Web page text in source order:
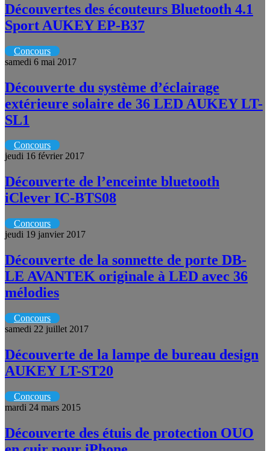
Découvertes des écouteurs Bluetooth 4.1
Sport AUKEY EP-B37
Concours
samedi 6 mai 2017
Découverte du système d’éclairage
extérieure solaire de 36 LED AUKEY LT-
SL1
Concours
jeudi 16 février 2017
Découverte de l’enceinte bluetooth
iClever IC-BTS08
Concours
jeudi 19 janvier 2017
Découverte de la sonnette de porte DB-
LE AVANTEK originale à LED avec 36
mélodies
Concours
samedi 22 juillet 2017
Découverte de la lampe de bureau design
AUKEY LT-ST20
Concours
mardi 24 mars 2015
Découverte des étuis de protection OUO